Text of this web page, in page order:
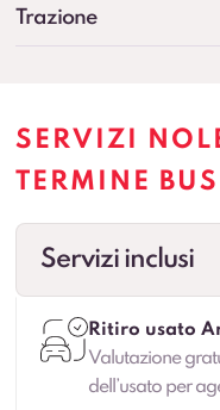
Trazione
SERVIZI
TERMINE
Servizi inclusi
Ritiro usato
Valutazione
dell’usato per